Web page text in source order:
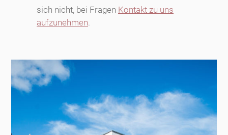
sich nicht, bei Fragen Kontakt zu uns
aufzunehmen.